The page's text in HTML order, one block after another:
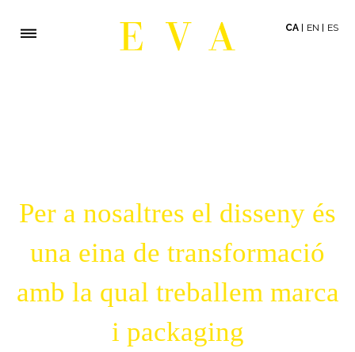
CA EN ES
Per a nosaltres el disseny és
una eina de transformació
amb la qual treballem marca
i packaging